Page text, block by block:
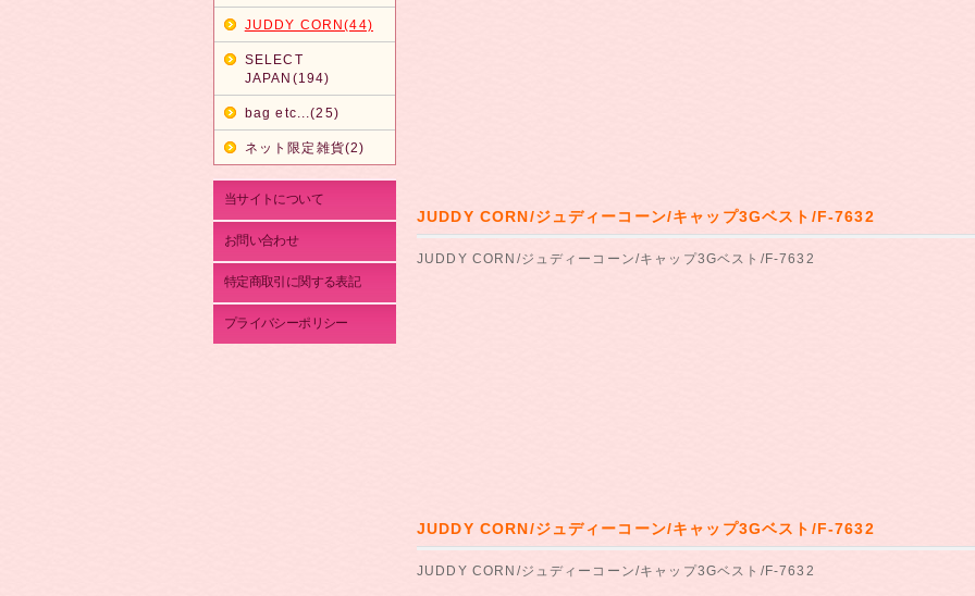
JUDDY CORN(44)
SELECT
JAPAN(194)
bag etc...(25)
ネット限定雑貨(2)
当サイトについて
お問い合わせ
特定商取引に関する表記
プライバシーポリシー
JUDDY CORN/ジュディーコーン/キャップ3Gベスト/F-7632
JUDDY CORN/ジュディーコーン/キャップ3Gベスト/F-7632
JUDDY CORN/ジュディーコーン/キャップ3Gベスト/F-7632
JUDDY CORN/ジュディーコーン/キャップ3Gベスト/F-7632